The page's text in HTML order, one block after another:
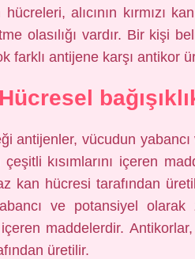
hücreleri, alıcının kırmızı
olasılığı vardır. Bir kişi
farklı antijene karşı antikor
Hücresel
antijenler, vücudun
çeşitli kısımlarını içeren
kan hücresi tarafından
ve potansiyel olarak
içeren maddelerdir.
üretilir.